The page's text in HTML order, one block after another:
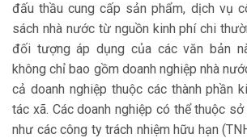
đấu thầu cung cấp sản phẩm, dịch vụ
sách nhà nước từ nguồn kinh phí chi
đối tượng áp dụng của các văn bản
không chỉ bao gồm doanh nghiệp nhà
cả doanh nghiệp thuộc các thành phần
tác xã. Các doanh nghiệp có thể thuộc
như các công ty trách nhiệm hữu hạn